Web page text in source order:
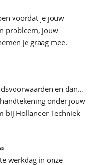
voordat je jouw
probleem, jouw
je graag mee.
en dan…
onder jouw
bij Hollander Techniek!
werkdag in onze